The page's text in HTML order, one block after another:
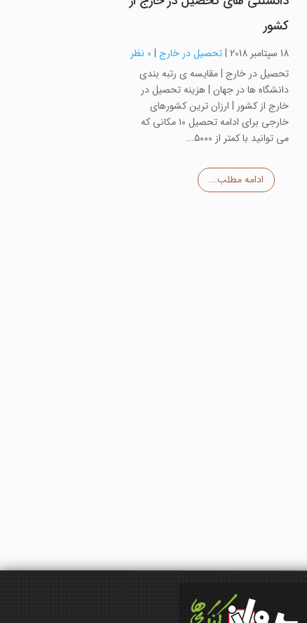
کشور
18 سپتامبر 2018 |تحصیل در خارج | 0 نظر
تحصیل در خارج | مقایسه ی رتبه بندی
دانشگاه ها در جهان | هزینه تحصیل در
خارج از کشور | ارزان ترین کشورهای
خارجی برای ادامه تحصیل ۱۰ مکانی که
می توانید با کمتر از ۵۰۰۰...
ادامه مطلب...